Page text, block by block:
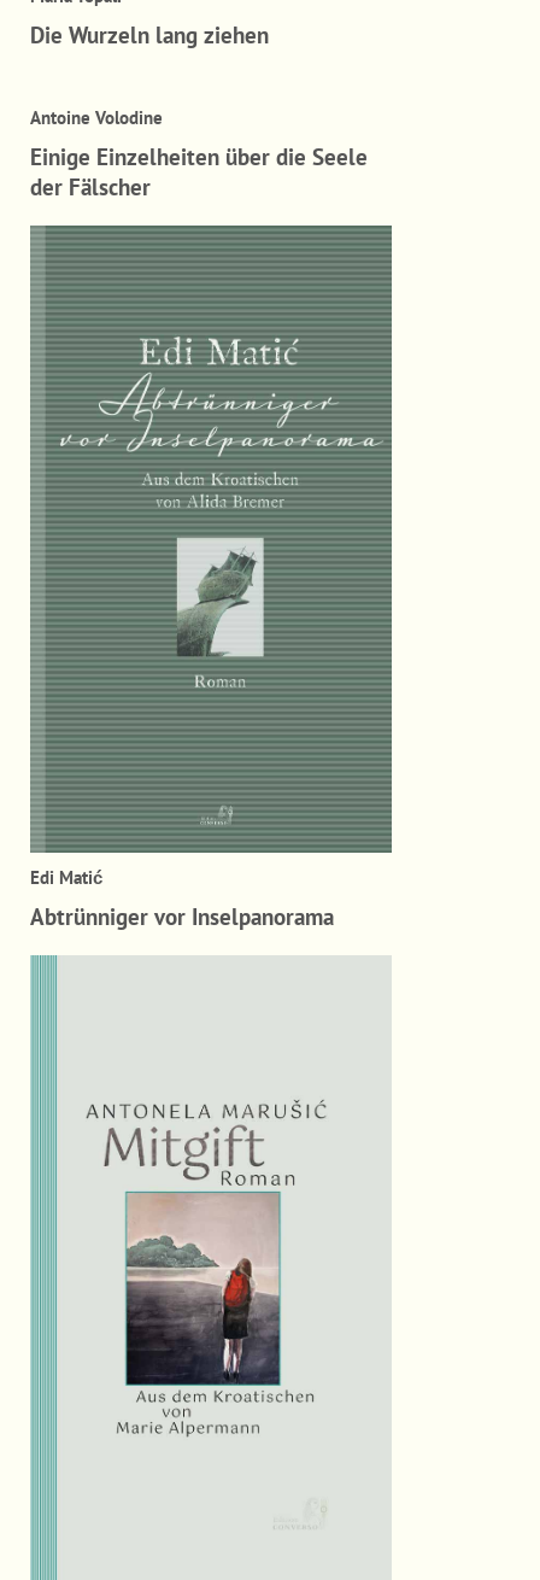
Die Wurzeln lang ziehen
Antoine Volodine
Einige Einzelheiten über die Seele
der Fälscher
Edi Matić
Abtrünniger vor Inselpanorama